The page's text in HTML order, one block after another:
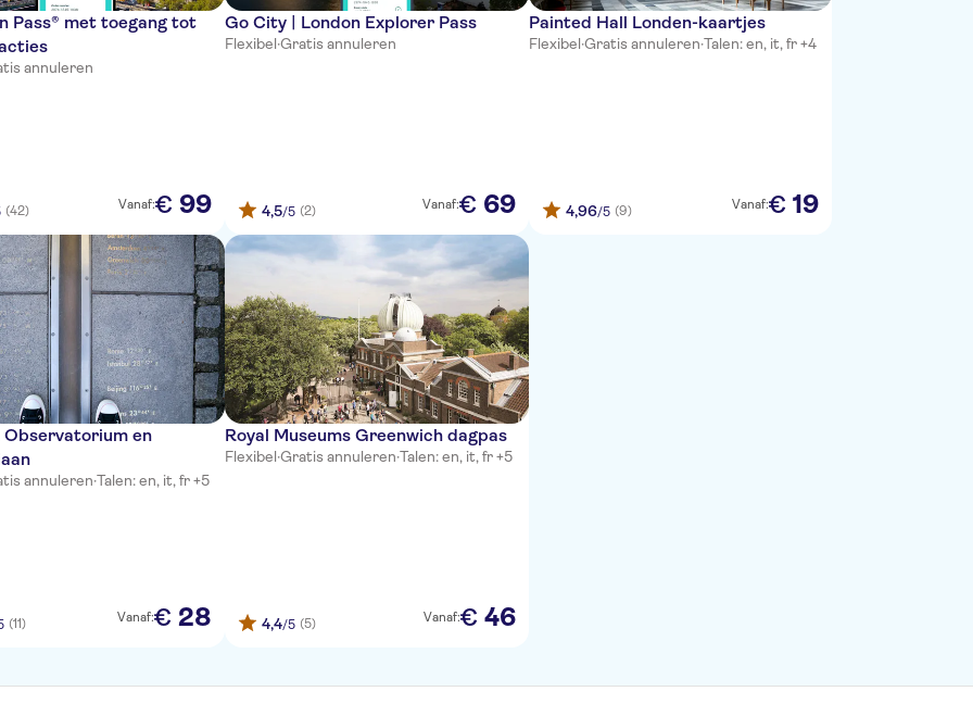
Pass® met toegang tot
annuleren
(42) Vanaf:€ 99
Go City | London Explorer Pass
Flexibel·Gratis annuleren
4,5/5 (2) Vanaf:€ 69
Painted Hall Londen-kaartjes
Flexibel·Gratis annuleren·Talen: en, it, fr +4
4,96/5 (9) Vanaf:€ 19
Observatorium en
annuleren·Talen: en, it, fr +5
(11) Vanaf:€ 28
Royal Museums Greenwich dagpas
Flexibel·Gratis annuleren·Talen: en, it, fr +5
4,4/5 (5) Vanaf:€ 46